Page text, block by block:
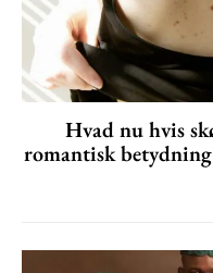
Hvad nu hvis
romantisk